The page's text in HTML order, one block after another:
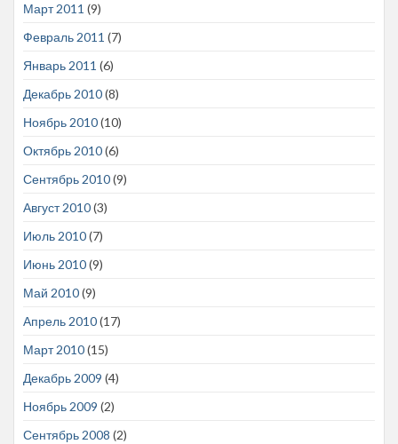
Март 2011 (9)
Февраль 2011 (7)
Январь 2011 (6)
Декабрь 2010(8)
Ноябрь 2010(10)
Октябрь 2010(6)
Сентябрь 2010(9)
Август 2010(3)
Июль 2010(7)
Июнь 2010(9)
Май 2010(9)
Апрель 2010(17)
Март 2010(15)
Декабрь 2009 (4)
Ноябрь 2009 (2)
Сентябрь 2008 (2)